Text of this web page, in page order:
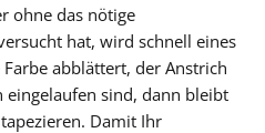
ohne das nötige
hat, wird schnell eines
abblättert, der Anstrich
sind, dann bleibt
Damit Ihr